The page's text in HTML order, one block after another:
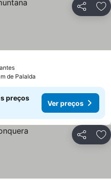
Partilhar
de Palalda
preços
Ver preços
Partilhar